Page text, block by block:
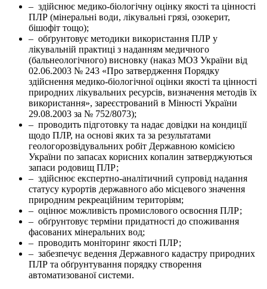
– здійснює медико-біологічну оцінку якості та цінності
ПЛР (мінеральні води, лікувальні грязі, озокерит,
бішофіт тощо);
– обґрунтовує методики використання ПЛР у
лікувальній практиці з наданням медичного
(бальнеологічного) висновку (наказ МОЗ України від
02.06.2003 № 243 «Про затвердження Порядку
здійснення медико-біологічної оцінки якості та цінності
природних лікувальних ресурсів, визначення методів їх
використання», зареєстрований в Мінюсті України
29.08.2003 за № 752/8073);
– проводить підготовку та надає довідки на кондиції
щодо ПЛР, на основі яких та за результатами
геологорозвідувальних робіт Державною комісією
України по запасах корисних копалин затверджуються
запаси родовищ ПЛР;
– здійснює експертно-аналітичний супровід надання
статусу курортів державного або місцевого значення
природним рекреаційним територіям;
– оцінює можливість промислового освоєння ПЛР;
– обґрунтовує терміни придатності до споживання
фасованих мінеральних вод;
– проводить моніторинг якості ПЛР;
– забезпечує ведення Державного кадастру природних
ПЛР та обґрунтування порядку створення
автоматизованої системи.